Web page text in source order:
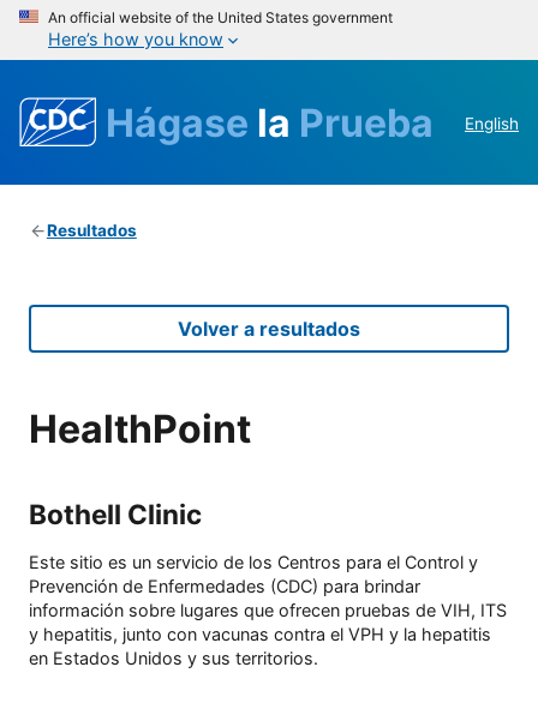
An official website of the United States government
Here’s how you know
Hágase la Prueba English
Resultados
Volver a resultados
HealthPoint
Bothell Clinic
Este sitio es un servicio de los Centros para el Control y
Prevención de Enfermedades (CDC) para brindar
información sobre lugares que ofrecen pruebas de VIH, ITS
y hepatitis, junto con vacunas contra el VPH y la hepatitis
en Estados Unidos y sus territorios.